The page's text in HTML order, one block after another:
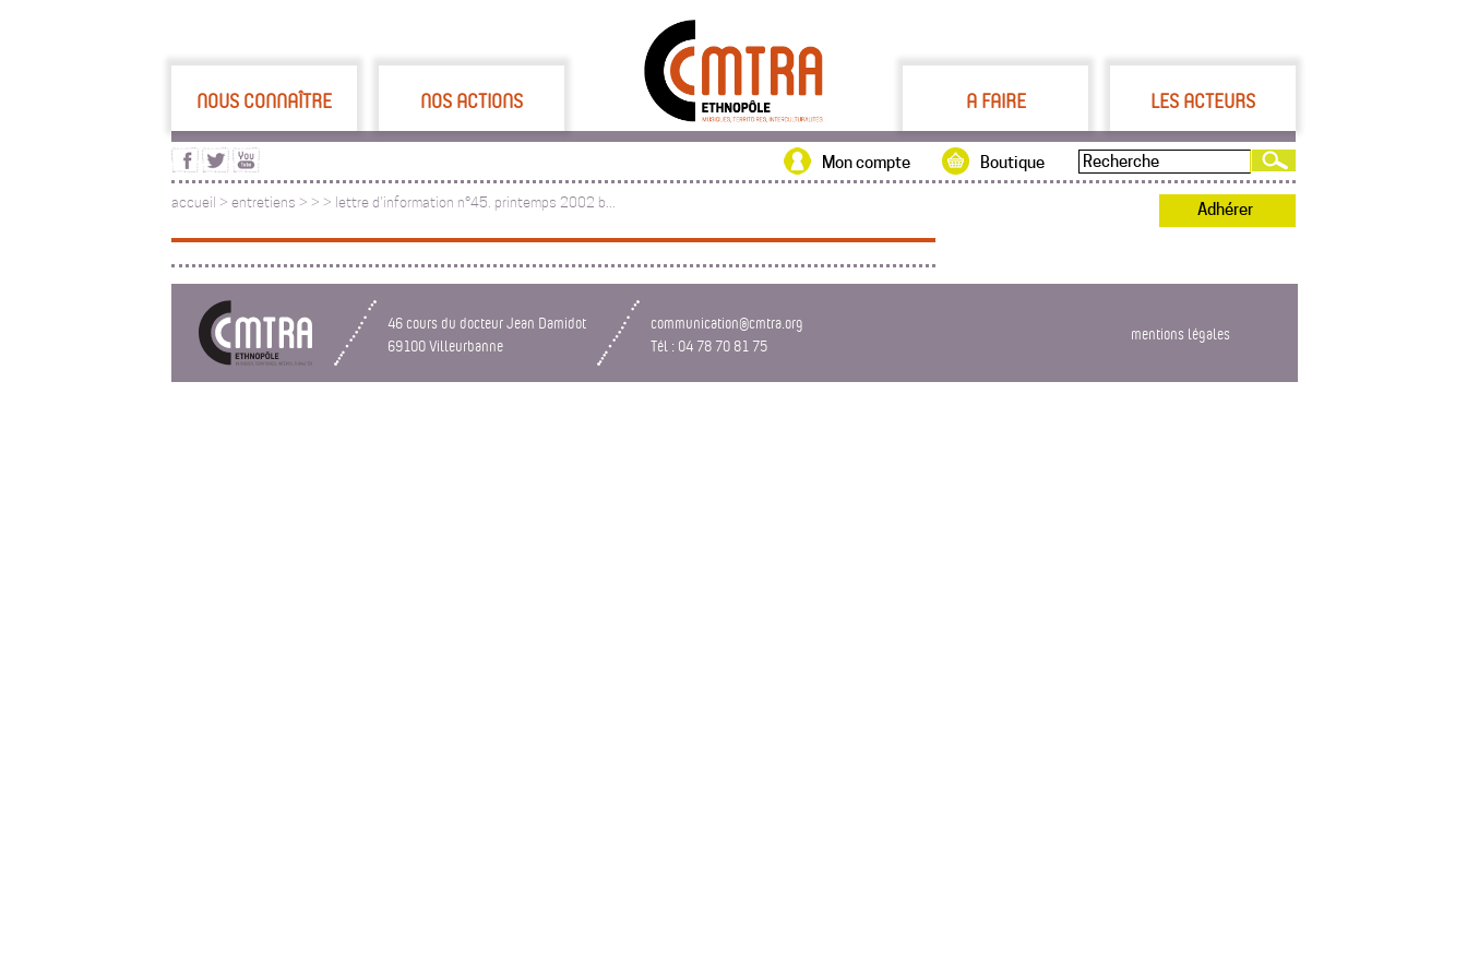
NOUS CONNAÎTRE NOS ACTIONS A FAIRE LES ACTEURS
Boutique
Mon compte
accueil > entretiens > > > lettre d'information n°45. printemps 2002 b... Adhérer
46 cours du docteur Jean Damidot
69100 Villeurbanne
communication@cmtra.org
Tél : 04 78 70 81 75
mentions légales